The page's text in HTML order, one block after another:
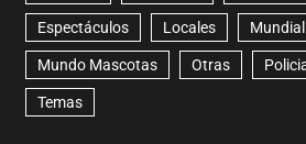
Espectáculos Locales
Mundo Mascotas Otras
Temas